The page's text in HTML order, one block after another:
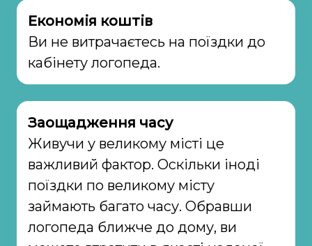
Економія коштів
Ви не витрачаєтесь на поїздки до
кабінету логопеда.
Заощадження часу
Живучи у великому місті це
важливий фактор. Оскільки іноді
поїздки по великому місту
займають багато часу. Обравши
логопеда ближче до дому, ви